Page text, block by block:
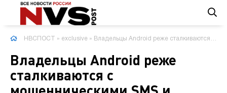
НВСПОСТ » exclusive » Владельцы Android реже сталкиваются с мошенническими SMS и звонками чем пользователи iPhone
Владельцы Android реже
сталкиваются с